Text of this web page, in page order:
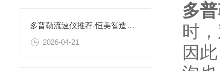
多普勒流速仪推荐-恒美智造多普勒流速流量计参数全面比拼
2026-04-21
多
时
因